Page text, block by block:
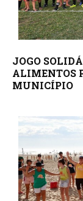
JOGO
ALIMENTOS
MUNICÍPIO